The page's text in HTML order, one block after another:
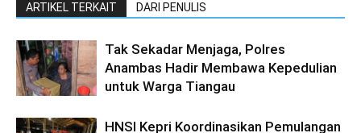
ARTIKEL TERKAIT DARI PENULIS
Tak Sekadar Menjaga, Polres
Anambas Hadir Membawa Kepedulian
untuk Warga Tiangau
HNSI Kepri Koordinasikan Pemulangan